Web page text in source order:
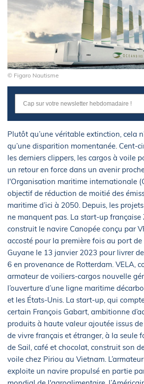
© Figaro Nautisme
Plutôt qu’une véritable extinction, cela
qu’une disparition momentanée. Cent-
les derniers clippers, les cargos à voile
un retour en force dans un avenir
l'Organisation maritime internationale
objectif de réduction de moitié des
maritime d’ici à 2050. Depuis, les
ne manquent pas. La start-up française
construit le navire Canopée conçu par
accosté pour la première fois au port
Guyane le 13 janvier 2023 pour livrer
6 en provenance de Rotterdam. VELA,
armateur de voiliers-cargos nouvelle
l’ouverture d’une ligne maritime
et les États-Unis. La start-up, qui
certain François Gabart, ambitionne
produits à haute valeur ajoutée issus
de vivre français et étranger, à la seule
de Sail, café et chocolat, construit son
voile chez Piriou au Vietnam.
exploite un navire propulsé en partie